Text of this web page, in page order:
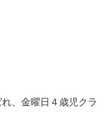
、金曜日４歳児クラ